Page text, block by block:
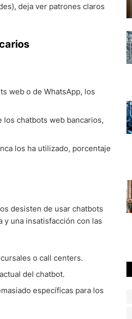
deja ver patrones claros
web o de WhatsApp, los
chatbots web bancarios,
los ha utilizado, porcentaje
desisten de usar chatbots
y una insatisfacción con las
o call centers.
del chatbot.
específicas para los